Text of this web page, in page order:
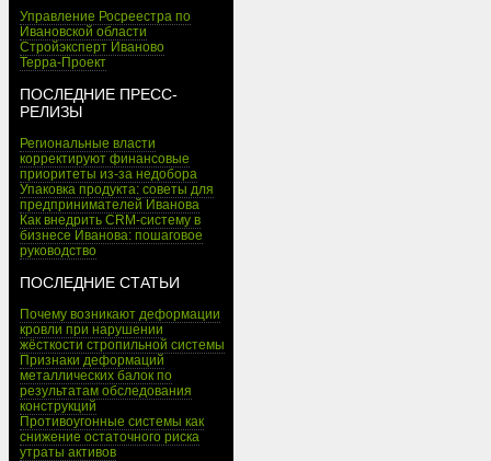
Управление Росреестра по
Ивановской области
Стройэксперт Иваново
Терра-Проект
ПОСЛЕДНИЕ ПРЕСС-
РЕЛИЗЫ
Региональные власти
корректируют финансовые
приоритеты из-за недобора
Упаковка продукта: советы для
предпринимателей Иванова
Как внедрить CRM-систему в
бизнесе Иванова: пошаговое
руководство
ПОСЛЕДНИЕ СТАТЬИ
Почему возникают деформации
кровли при нарушении
жёсткости стропильной системы
Признаки деформаций
металлических балок по
результатам обследования
конструкций
Противоугонные системы как
снижение остаточного риска
утраты активов